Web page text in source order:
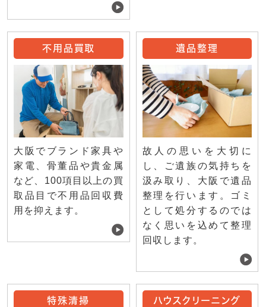
不用品買取
大阪でブランド家具や
家電、骨董品や貴金属
など、100項目以上の買
取品目で不用品回収費
用を抑えます。
遺品整理
故人の思いを大切に
し、ご遺族の気持ちを
汲み取り、大阪で遺品
整理を行います。ゴミ
として処分するのでは
なく思いを込めて整理
回収します。
特殊清掃 ハウスクリーニング